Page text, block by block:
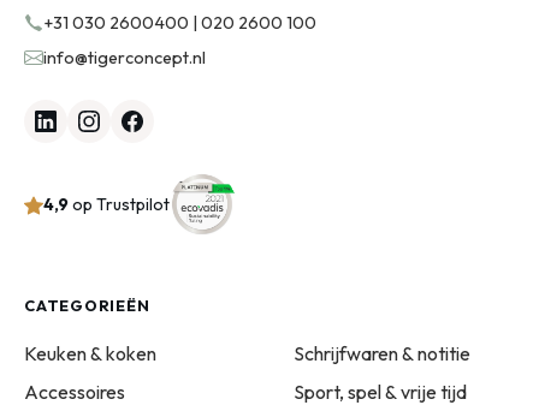
+31 030 2600400 | 020 2600 100
info@tigerconcept.nl
4,9op Trustpilot
CATEGORIEËN
Keuken & koken
Accessoires
Schrijfwaren & notitie
Sport, spel & vrije tijd